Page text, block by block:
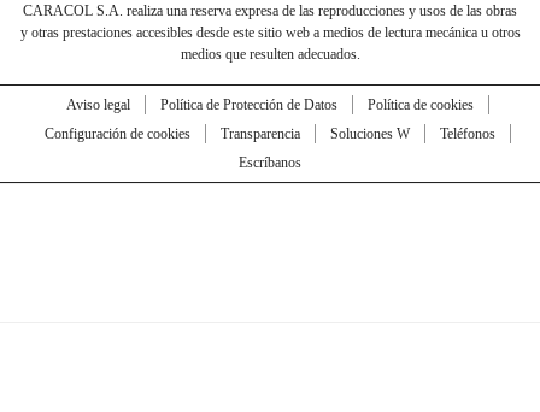
CARACOL S.A. realiza una reserva expresa de las reproducciones y usos de las obras
y otras prestaciones accesibles desde este sitio web a medios de lectura mecánica u otros
medios que resulten adecuados.
Aviso legal Política de Protección de Datos
Política de cookies
Configuración de cookies
Transparencia Soluciones W
Teléfonos
Escríbanos